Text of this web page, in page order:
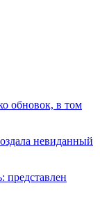
обновок, в том
невиданный
представлен